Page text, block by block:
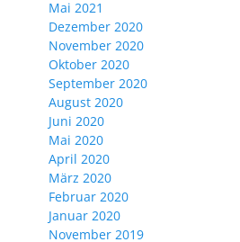
Mai 2021
Dezember 2020
November 2020
Oktober 2020
September 2020
August 2020
Juni 2020
Mai 2020
April 2020
März 2020
Februar 2020
Januar 2020
November 2019